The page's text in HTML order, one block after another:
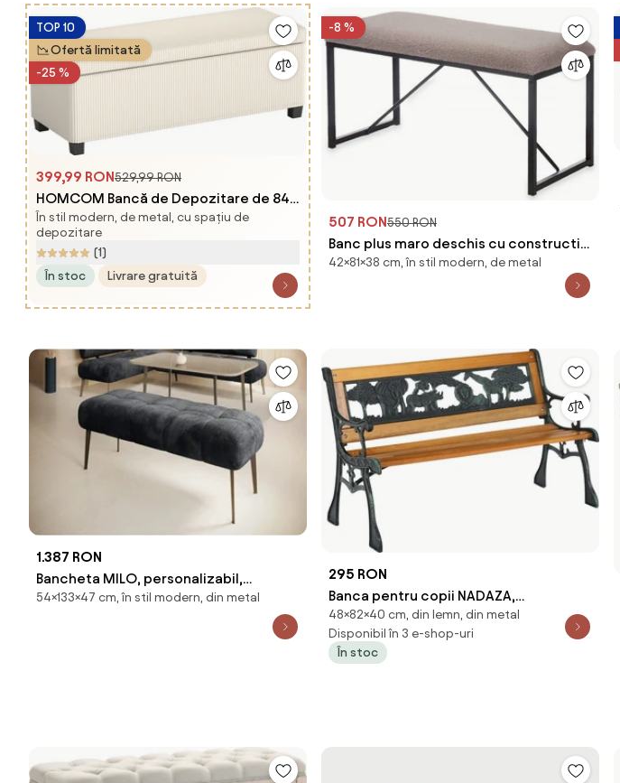
TOP 10
Ofertă limitată
-25 %
399,99 RON529,99 RON
HOMCOM Bancă de Depozitare de 84L,
din Țesătură cu Efect de Catifea și
Oțel, 112x42x40 cm, Bej | Aosom
Romania
În stil modern, de metal, cu spațiu de
depozitare
(1)
În stoc
Livrare gratuită
-8 %
507 RON550 RON
Banc plus maro deschis cu constructie
neagra SHEEPISH
42×81×38 cm, în stil modern, de metal
1.387 RON
Bancheta MILO, personalizabil,
133x47x54 cm
54×133×47 cm, în stil modern, din metal
295 RON
Banca pentru copii NADAZA,
negru/stejar, lemn/metal, 82x40x48
cm
48×82×40 cm, din lemn, din metal
Disponibil în 3 e-shop-uri
În stoc